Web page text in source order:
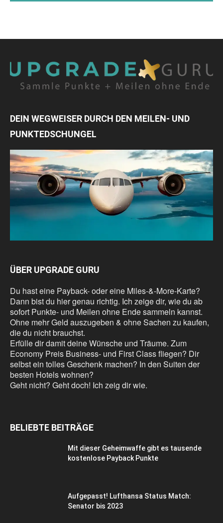
DEIN WEGWEISER DURCH DEN MEILEN- UND
PUNKTEDSCHUNGEL
ÜBER UPGRADE GURU
Du hast eine Payback- oder eine Miles-&-More-Karte?
Dann bist du hier genau richtig. Ich zeige dir, wie du ab
sofort Punkte- und Meilen ohne Ende sammeln kannst.
Ohne mehr Geld auszugeben & ohne Sachen zu kaufen,
die du nicht brauchst.
Erfülle dir damit deine Wünsche und Träume. Zum
Economy Preis Business- und First Class fliegen? Dir
selbst ein tolles Geschenk machen? In den Suiten der
besten Hotels wohnen?
Geht nicht? Geht doch! Ich zeig dir wie.
BELIEBTE BEITRÄGE
Mit dieser Geheimwaffe gibt es tausende
kostenlose Payback Punkte
Aufgepasst! Lufthansa Status Match:
Senator bis 2023